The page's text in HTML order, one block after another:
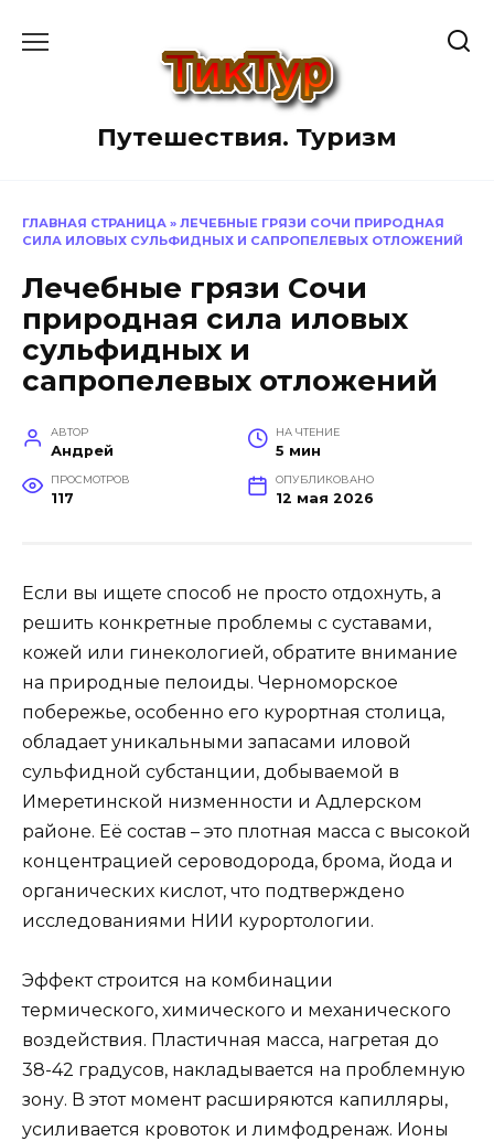
Путешествия. Туризм
ГЛАВНАЯ СТРАНИЦА » ЛЕЧЕБНЫЕ ГРЯЗИ СОЧИ ПРИРОДНАЯ
СИЛА ИЛОВЫХ СУЛЬФИДНЫХ И САПРОПЕЛЕВЫХ ОТЛОЖЕНИЙ
Лечебные грязи Сочи
природная сила иловых
сульфидных и
сапропелевых отложений
АВТОР
Андрей
НА ЧТЕНИЕ
5 мин
ПРОСМОТРОВ
117
ОПУБЛИКОВАНО
12 мая 2026
Если вы ищете способ не просто отдохнуть, а
решить конкретные проблемы с суставами,
кожей или гинекологией, обратите внимание
на природные пелоиды. Черноморское
побережье, особенно его курортная столица,
обладает уникальными запасами иловой
сульфидной субстанции, добываемой в
Имеретинской низменности и Адлерском
районе. Её состав – это плотная масса с высокой
концентрацией сероводорода, брома, йода и
органических кислот, что подтверждено
исследованиями НИИ курортологии.
Эффект строится на комбинации
термического, химического и механического
воздействия. Пластичная масса, нагретая до
38-42 градусов, накладывается на проблемную
зону. В этот момент расширяются капилляры,
усиливается кровоток и лимфодренаж. Ионы